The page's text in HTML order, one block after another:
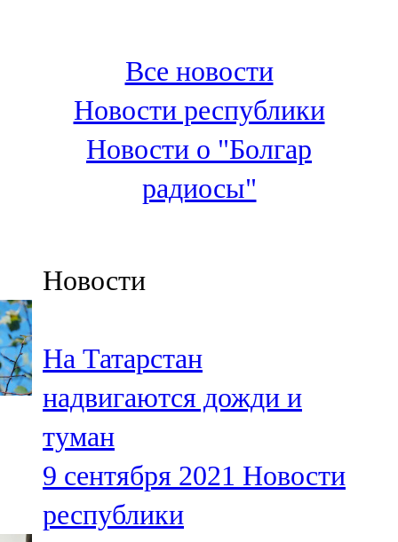
100,3 FM
Зәй
106,6 FM
Кадыбаш
105,2 FM
91,5 FM
106,1 FM
Кама тамагы
71,51 FM
Кукмара
107,9 FM
Все новости
Новости республики
Новости о "Болгар
радиосы"
Новости
На Татарстан
надвигаются дожди и
туман
9 сентября 2021 Новости
республики